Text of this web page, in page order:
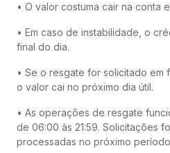
• O valor costuma cair na conta
• Em caso de instabilidade, o
final do dia.
• Se o resgate for solicitado em
o valor cai no próximo dia útil.
• As operações de resgate
de 06:00 às 21:59. Solicitações
processadas no próximo